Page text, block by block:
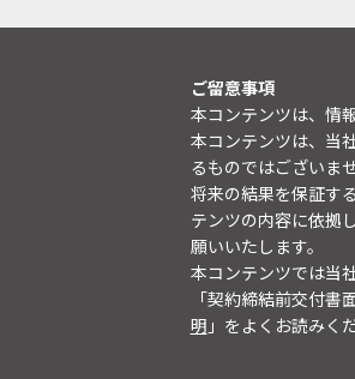
ご留意事項
本コンテンツは、情
本コンテンツは、当
るものではございま
将来の結果を保証す
テンツの内容に依拠
願いいたします。
本コンテンツでは当
「契約締結前交付
明 」をよくお読みく